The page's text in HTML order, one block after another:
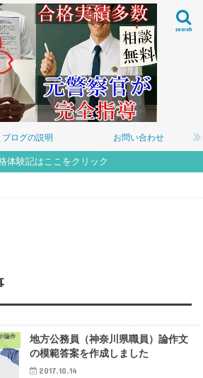
search
ログの説明 お問い合わせ
体験記はここをクリック
論作
地方公務員（神奈川県職員）論作文
の模範答案を作成しました
2017.10.14